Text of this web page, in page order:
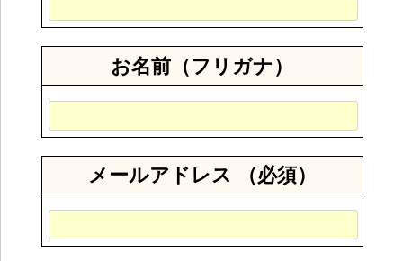
お名前（フリガナ）
メールアドレス （必須）